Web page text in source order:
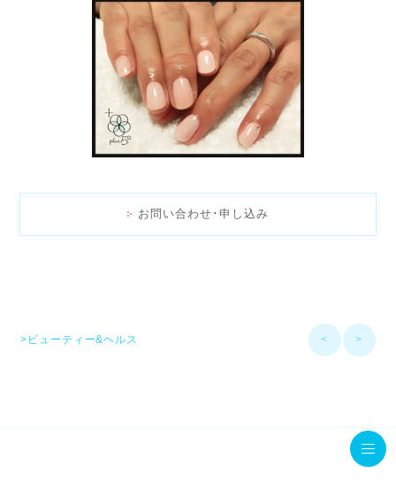
お問い合わせ･申し込み
>ビューティー&ヘルス < >